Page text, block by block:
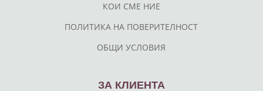
КОИ СМЕ НИЕ
ПОЛИТИКА НА ПОВЕРИТЕЛНОСТ
ОБЩИ УСЛОВИЯ
ЗА КЛИЕНТА